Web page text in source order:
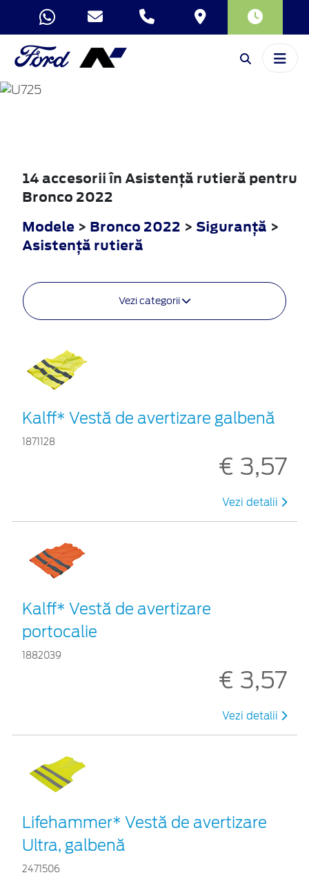
BRONCO
14 accesorii în Asistenţă rutieră pentru
Bronco 2022
Modele > Bronco 2022 > Siguranţă >
Asistenţă rutieră
Vezi categorii
Kalff* Vestă de avertizare galbenă
1871128
€ 3,57
Vezi detalii
Kalff* Vestă de avertizare
portocalie
1882039
€ 3,57
Vezi detalii
Lifehammer* Vestă de avertizare
Ultra, galbenă
2471506